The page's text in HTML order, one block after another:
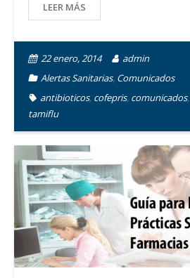
LEER MÁS
22 enero, 2014
admin
Alertas Sanitarias, Comunicados
antibioticos, cofepris, comunicados,
tamiflu